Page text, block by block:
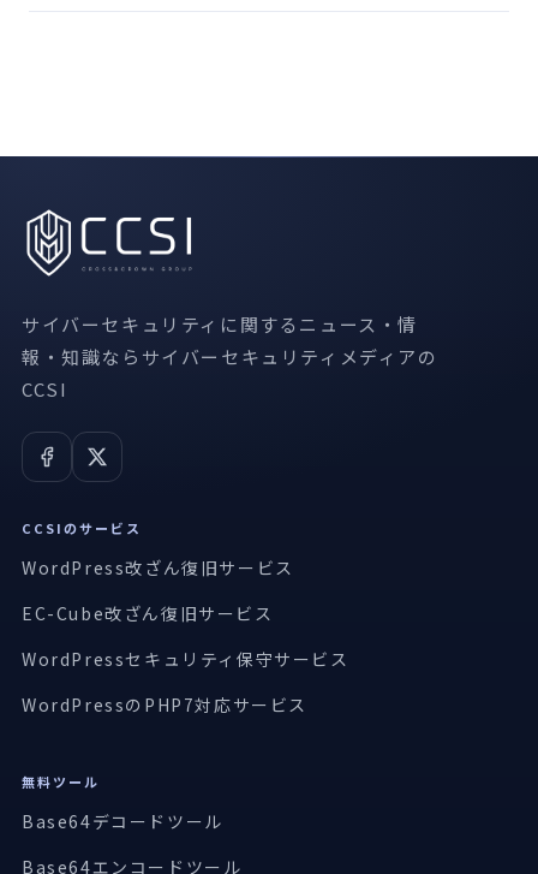
サイバーセキュリティに関するニュース・情
報・知識ならサイバーセキュリティメディアの
CCSI
CCSIのサービス
WordPress改ざん復旧サービス
EC-Cube改ざん復旧サービス
WordPressセキュリティ保守サービス
WordPressのPHP7対応サービス
無料ツール
Base64デコードツール
Base64エンコードツール